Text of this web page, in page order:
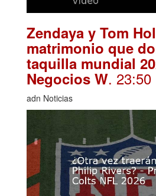
Zendaya y Tom
matrimonio que
taquilla mundial
Negocios W. 23:50
adn Noticias